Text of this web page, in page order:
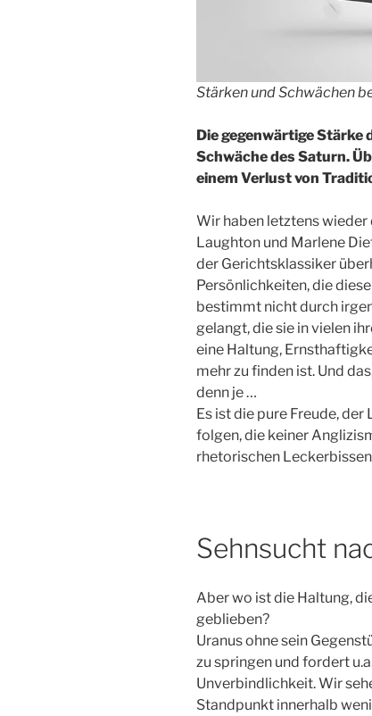
Stärken und Schwächen
Die gegenwärtige Stärke
Schwäche des Saturn.
einem Verlust von
Wir haben letztens wieder
Laughton und Marlene
der Gerichtsklassiker
Persönlichkeiten, die
bestimmt nicht durch
gelangt, die sie in vielen
eine Haltung,
mehr zu finden ist. Und
denn je …
Es ist die pure Freude,
folgen, die keiner
rhetorischen
Sehnsucht
Aber wo ist die Haltung,
geblieben?
Uranus ohne sein
zu springen und fordert
Unverbindlichkeit. Wir
Standpunkt innerhalb